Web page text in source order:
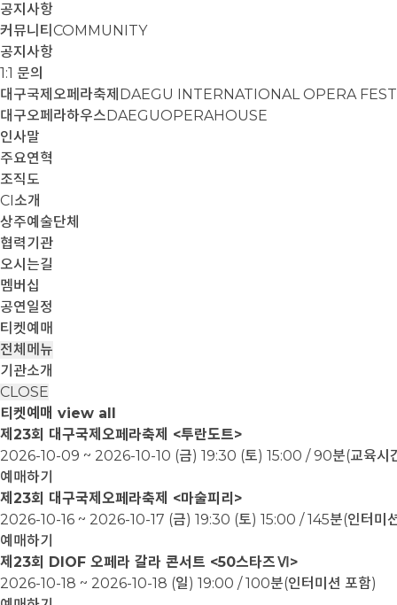
공지사항
커뮤니티 COMMUNITY
공지사항
1:1 문의
대구국제오페라축제 DAEGU INTERNATIONAL OPERA
대구오페라하우스DAEGUOPERAHOUSE
인사말
주요연혁
조직도
CI소개
상주예술단체
협력기관
오시는길
멤버십
공연일정
티켓예매
전체메뉴
기관소개
CLOSE
티켓예매 view all
제23회 대구국제오페라축제 <투란도트>
2026-10-09 ~ 2026-10-10 (금) 19:30 (토) 15:00 / 90분(교육시
예매하기
제23회 대구국제오페라축제 <마술피리>
2026-10-16 ~ 2026-10-17 (금) 19:30 (토) 15:00 / 145분(인터미
예매하기
제23회 DIOF 오페라 갈라 콘서트 <50스타즈Ⅵ>
2026-10-18 ~ 2026-10-18 (일) 19:00 / 100분(인터미션 포함)